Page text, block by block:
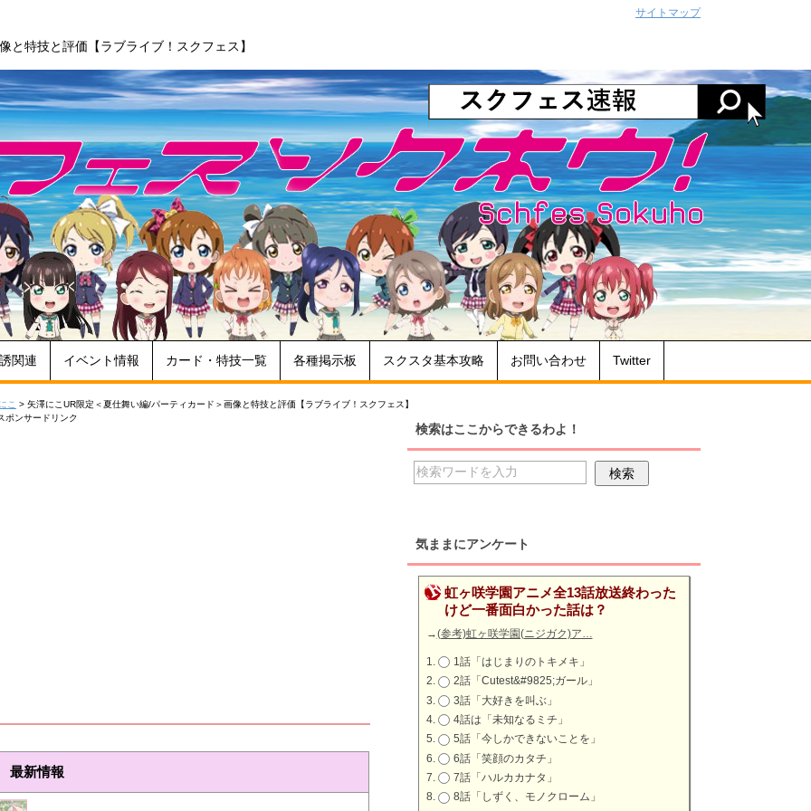
特技と評価【ラブライブ！スクフェス】
関連 イベント情報 カード・特技一覧 各種掲示板 スクスタ基本攻略 お問い合わせ Twitter
こ > 矢澤にこUR限定＜夏仕舞い編/パーティカード＞画像と特技と評価【ラブライブ！スクフェス】
ポンサードリンク
最新情報
検索はここからできるわよ！
気ままにアンケート
虹ヶ咲学園アニメ全13話放送終わった
けど一番面白かった話は？
→(参考)虹ヶ咲学園(ニジガク)ア…
1話「はじまりのトキメキ」
2話「Cutest&#9825;ガール」
3話「大好きを叫ぶ」
4話は「未知なるミチ」
5話「今しかできないことを」
6話「笑顔のカタチ」
7話「ハルカカナタ」
8話「しずく、モノクローム」
サイトマップ